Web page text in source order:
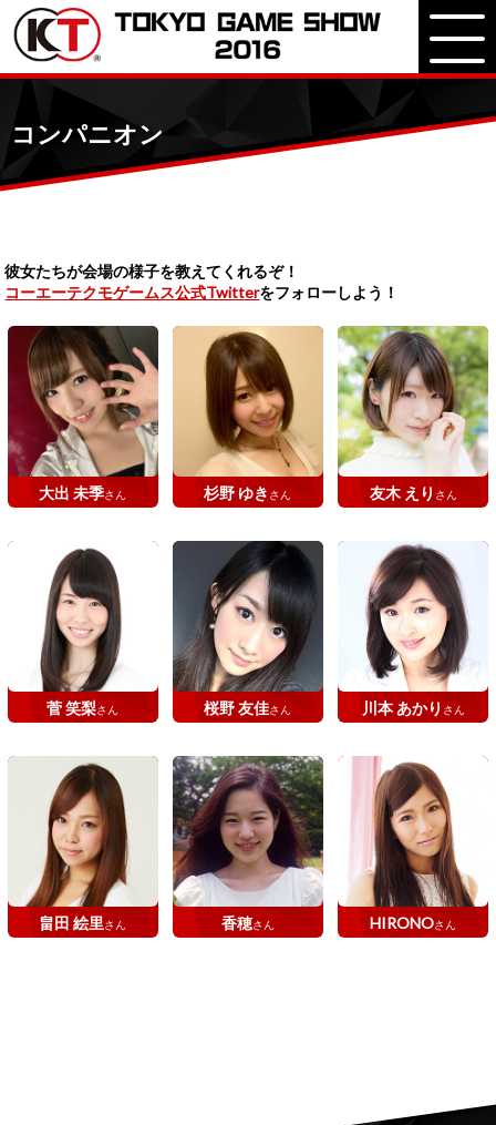
コンパニオン
彼女たちが会場の様子を教えてくれるぞ！
コーエーテクモゲームス公式Twitterをフォローしよう！
大出 未季さん 杉野 ゆき さん 友木 えり さん
菅 笑梨さん 桜野 友佳さん 川本 あかり さん
畠田 絵里さん 香穂さん HIRONOさん